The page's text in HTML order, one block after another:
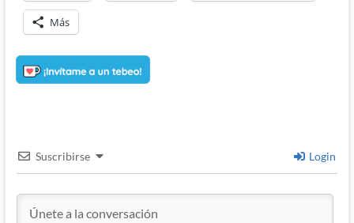
Más
Suscribirse Login